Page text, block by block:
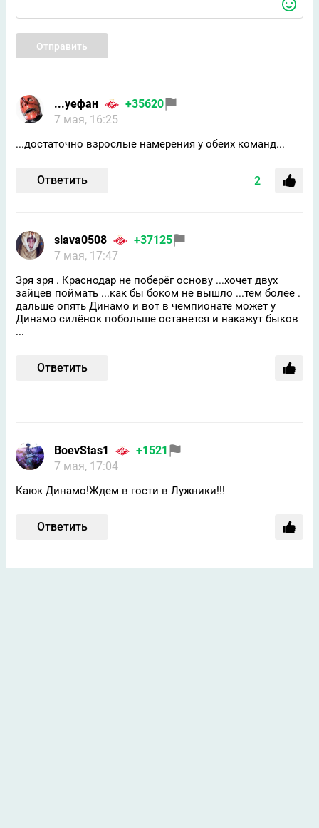
Отправить
...уефан
+35620
7 мая, 16:25
...достаточно взрослые намерения у обеих команд...
Ответить 2
slavа0508
+37125
7 мая, 17:47
Зря зря . Краснодар не поберёг основу ...хочет двух
зайцев поймать ...как бы боком не вышло ...тем более .
дальше опять Динамо и вот в чемпионате может у
Динамо силёнок побольше останется и накажут быков
...
Ответить
BoevStas1
+1521
7 мая, 17:04
Каюк Динамо!Ждем в гости в Лужники!!!
Ответить